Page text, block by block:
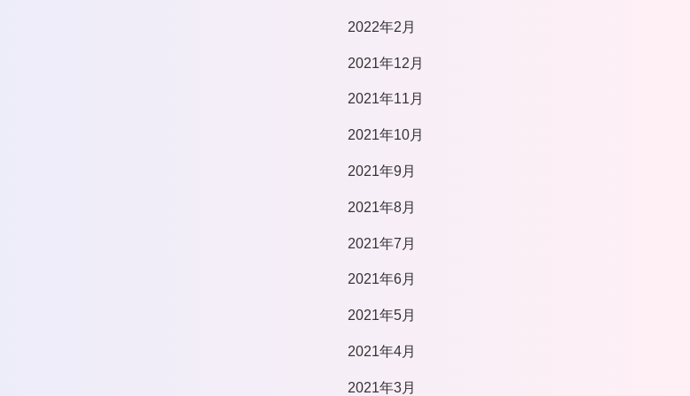
2022年2月
2021年12月
2021年11月
2021年10月
2021年9月
2021年8月
2021年7月
2021年6月
2021年5月
2021年4月
2021年3月